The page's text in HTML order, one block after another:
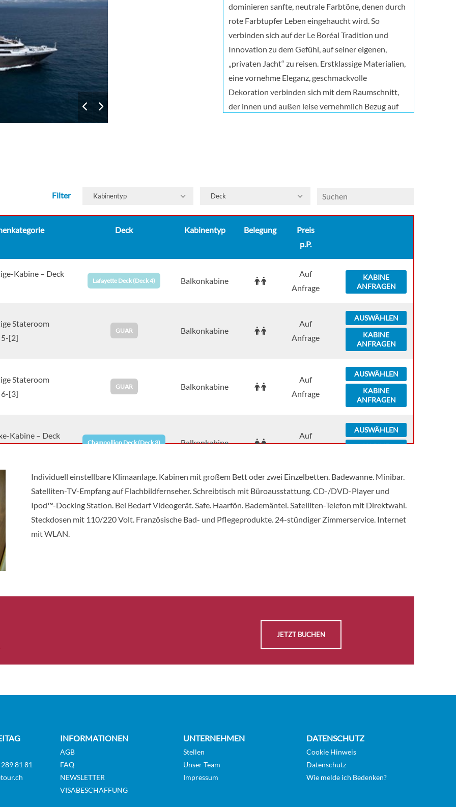
dominieren sanfte, neutrale Farbtöne, denen durch
rote Farbtupfer Leben eingehaucht wird. So
verbinden sich auf der Le Boréal Tradition und
Innovation zu dem Gefühl, auf seiner eigenen,
„privaten Jacht“ zu reisen. Erstklassige Materialien,
eine vornehme Eleganz, geschmackvolle
Dekoration verbinden sich mit dem Raumschnitt,
der innen und außen leise vernehmlich Bezug auf
Filter Kabinentyp Deck
Deck Kabinentyp Belegung
Preis
p.P.
Kabine – Deck
Lafayette Deck (Deck 4) Balkonkabine
Auf
Anfrage
KABINE
ANFRAGEN
Stateroom
5-[2]
GUAR Balkonkabine
Auf
Anfrage
AUSWÄHLEN
KABINE
ANFRAGEN
Stateroom
6-[3]
GUAR Balkonkabine
Auf
Anfrage
AUSWÄHLEN
KABINE
ANFRAGEN
Kabine – Deck
Champollion Deck (Deck 3) Balkonkabine
Auf
AUSWÄHLEN
KABINE
Suite – Deck 5-
Auf
Anfrage
KABINE
Suite Deck 6-
AUSWÄHLEN
France Deck (Deck 6) Suite
ANFRAGEN
Individuell einstellbare Klimaanlage. Kabinen mit großem Bett oder zwei Einzelbetten. Badewanne. Minibar.
Satelliten-TV-Empfang auf Flachbildfernseher. Schreibtisch mit Büroausstattung. CD-/DVD-Player und
Ipod™-Docking Station. Bei Bedarf Videogerät. Safe. Haarfön. Bademäntel. Satelliten-Telefon mit Direktwahl.
Steckdosen mit 110/220 Volt. Französische Bad- und Pflegeprodukte. 24-stündiger Zimmerservice. Internet
mit WLAN.
JETZT BUCHEN
81 81
INFORMATIONEN
AGB
FAQ
NEWSLETTER
VISABESCHAFFUNG
UNTERNEHMEN
Stellen
Unser Team
Impressum
DATENSCHUTZ
Cookie Hinweis
Datenschutz
Wie melde ich Bedenken?